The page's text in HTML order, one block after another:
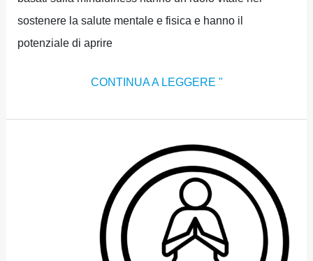
sostenere la salute mentale e fisica e hanno il
potenziale di aprire
CONTINUA A LEGGERE "
RICERCA
SCIENTIFICA,
TEORIA